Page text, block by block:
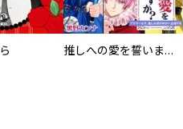
推しへの愛を誓いますか？～アラサー女子、推しは逃げぬが人生逃げる～